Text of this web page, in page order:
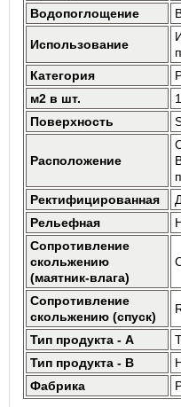
Водопоглощение
Использование
Категория
м2 в шт.
Поверхность
Расположение
Ректифицированная
Рельефная
Сопротивление
скольжению
(маятник-влага)
Сопротивление
скольжению (спуск)
Тип продукта - A
Тип продукта - B
Фабрика